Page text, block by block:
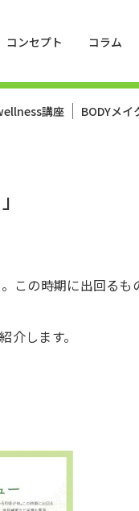
コンセプト コラム
講座 BODYメイ
この時期に出回るも
します。